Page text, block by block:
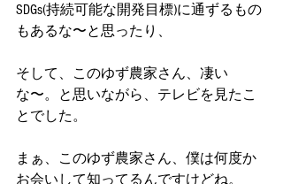
SDGs(持続可能な開発目標)に通ずるもの
もあるな〜と思ったり、
そして、このゆず農家さん、凄い
な〜。と思いながら、テレビを見たこ
とでした。
まぁ、このゆず農家さん、僕は何度か
お会いして知ってるんですけどね。